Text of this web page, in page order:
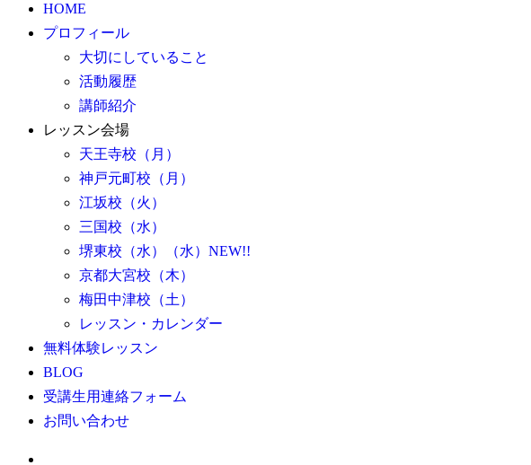
HOME
プロフィール
大切にしていること
活動履歴
講師紹介
レッスン会場
天王寺校（月）
神戸元町校（月）
江坂校（火）
三国校（水）
堺東校（水）（水）NEW!!
京都大宮校（木）
梅田中津校（土）
レッスン・カレンダー
無料体験レッスン
BLOG
受講生用連絡フォーム
お問い合わせ